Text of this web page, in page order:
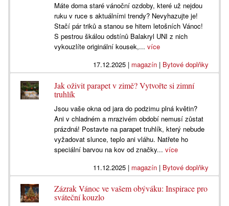
Máte doma staré vánoční ozdoby, které už nejdou
ruku v ruce s aktuálními trendy? Nevyhazujte je!
Stačí pár triků a stanou se hitem letošních Vánoc!
S pestrou škálou odstínů Balakryl UNI z nich
vykouzlíte originální kousek,...více
17.12.2025| magazín| Bytové doplňky
Jak oživit parapet v zimě? Vytvořte si zimní
truhlík
Jsou vaše okna od jara do podzimu plná květin?
Ani v chladném a mrazivém období nemusí zůstat
prázdná! Postavte na parapet truhlík, který nebude
vyžadovat slunce, teplo ani vláhu. Natřete ho
speciální barvou na kov od značky...více
11.12.2025| magazín| Bytové doplňky
Zázrak Vánoc ve vašem obýváku: Inspirace pro
sváteční kouzlo